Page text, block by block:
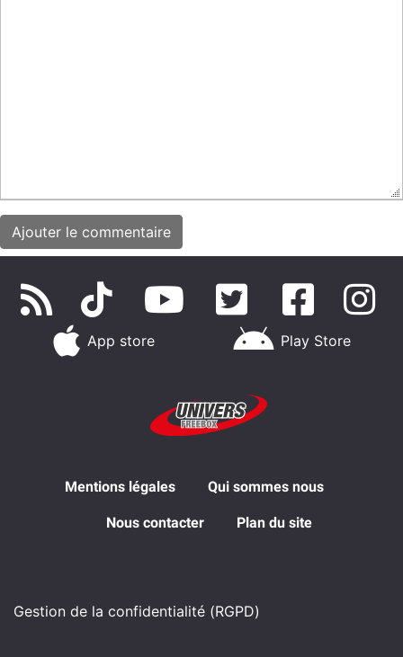
App store Play Store
Mentions légales Qui sommes nous
Nous contacter Plan du site
Gestion de la confidentialité (RGPD)